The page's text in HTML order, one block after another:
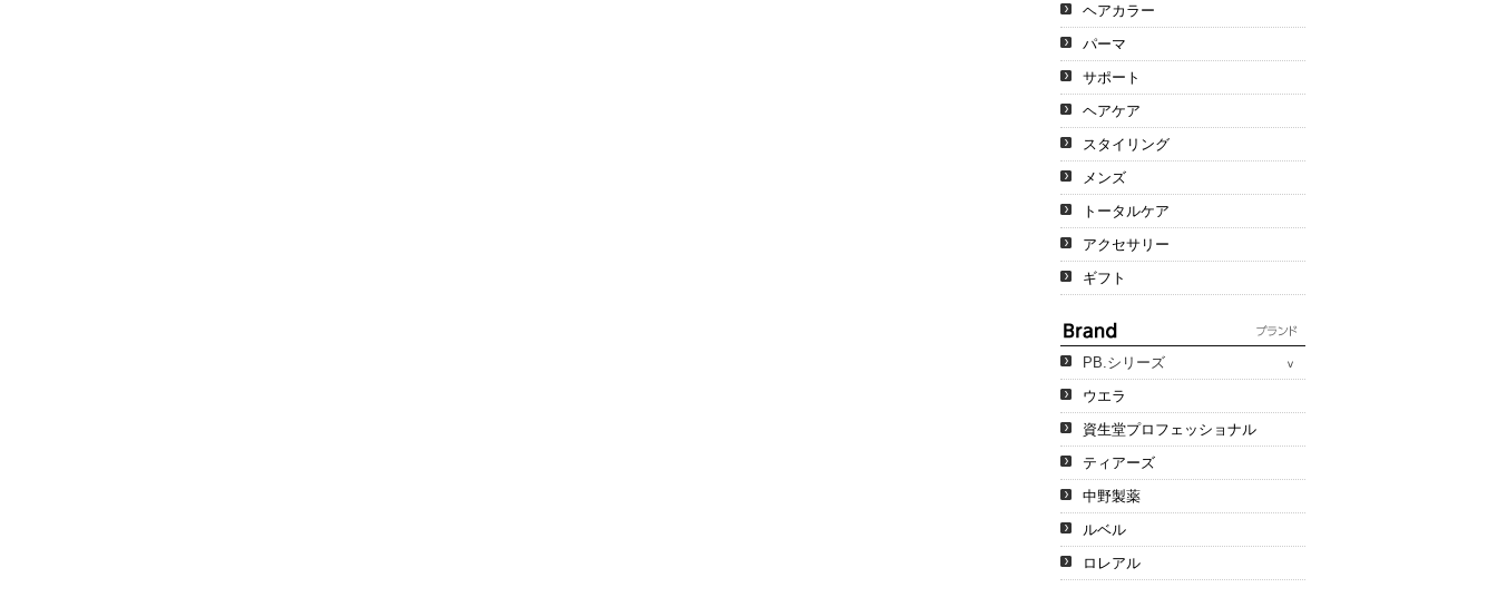
ヘアカラー
パーマ
サポート
ヘアケア
スタイリング
メンズ
トータルケア
アクセサリー
ギフト
PB.シリーズ
ウエラ
資生堂プロフェッショナル
ティアーズ
中野製薬
ルベル
ロレアル